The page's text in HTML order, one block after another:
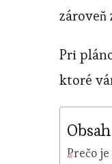
Pri
ktoré
Obsah
Prečo